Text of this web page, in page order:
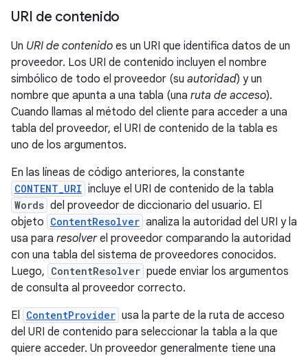
URI de contenido
Un URI de contenido es un URI que identifica datos de un
proveedor. Los URI de contenido incluyen el nombre
simbólico de todo el proveedor (su autoridad) y un
nombre que apunta a una tabla (una ruta de acceso).
Cuando llamas al método del cliente para acceder a una
tabla del proveedor, el URI de contenido de la tabla es
uno de los argumentos.
En las líneas de código anteriores, la constante
CONTENT_URI incluye el URI de contenido de la tabla
Words del proveedor de diccionario del usuario. El
objeto ContentResolver analiza la autoridad del URI y la
usa para resolverel proveedor comparando la autoridad
con una tabla del sistema de proveedores conocidos.
Luego, ContentResolver puede enviar los argumentos
de consulta al proveedor correcto.
El
ContentProvider usa la parte de la ruta de acceso
del URI de contenido para seleccionar la tabla a la que
quiere acceder. Un proveedor generalmente tiene una